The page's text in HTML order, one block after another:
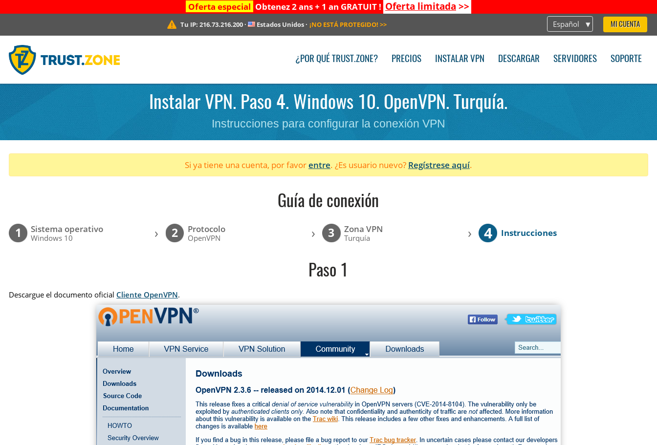
Oferta especial Obtenez 2 ans + 1 an GRATUIT ! Oferta limitada >>
Español MI CUENTA
Tu IP: 216.73.216.200· Estados Unidos· ¡NO ESTÁ PROTEGIDO! >>
¿POR QUÉ TRUST.ZONE? PRECIOS INSTALAR VPN DESCARGAR SERVIDORES SOPORTE
Instalar VPN. Paso 4. Windows 10. OpenVPN. Turquía.
Instrucciones para configurar la conexión VPN
Si ya tiene una cuenta, por favorentre. ¿Es usuario nuevo? Regístrese aquí.
Guía de conexión
1 Sistema operativo
Windows 10 › 2 Protocolo
OpenVPN › 3 Zona VPN
Turquía › 4 Instrucciones
Paso 1
Descargue el documento oficial Cliente OpenVPN.